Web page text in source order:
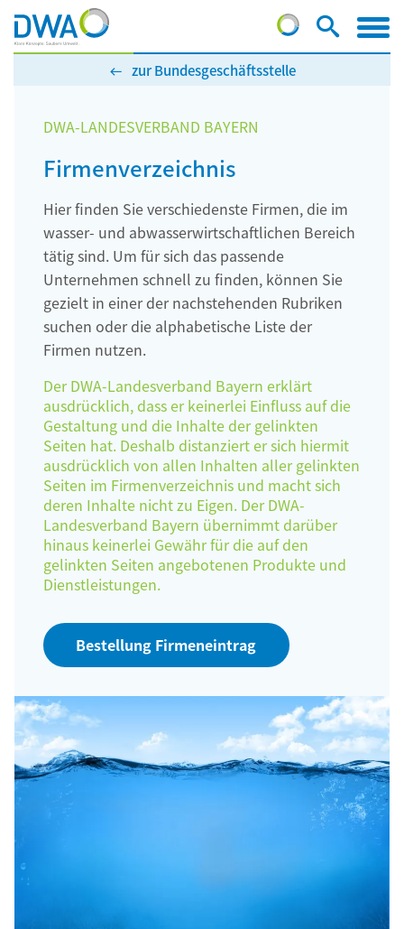
zur Bundesgeschäftsstelle
DWA-LANDESVERBAND BAYERN
Firmenverzeichnis
Hier finden Sie verschiedenste Firmen, die im
wasser- und abwasserwirtschaftlichen Bereich
tätig sind. Um für sich das passende
Unternehmen schnell zu finden, können Sie
gezielt in einer der nachstehenden Rubriken
suchen oder die alphabetische Liste der
Firmen nutzen.
Der DWA-Landesverband Bayern erklärt
ausdrücklich, dass er keinerlei Einfluss auf die
Gestaltung und die Inhalte der gelinkten
Seiten hat. Deshalb distanziert er sich hiermit
ausdrücklich von allen Inhalten aller gelinkten
Seiten im Firmenverzeichnis und macht sich
deren Inhalte nicht zu Eigen. Der DWA-
Landesverband Bayern übernimmt darüber
hinaus keinerlei Gewähr für die auf den
gelinkten Seiten angebotenen Produkte und
Dienstleistungen.
Bestellung Firmeneintrag